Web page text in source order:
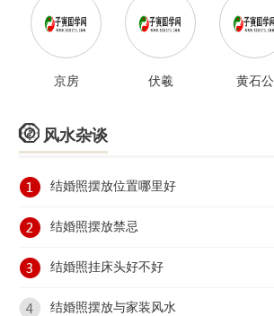
京房 伏羲 黄石公
风水杂谈
结婚照摆放位置哪里好
结婚照摆放禁忌
结婚照挂床头好不好
结婚照摆放与家装风水